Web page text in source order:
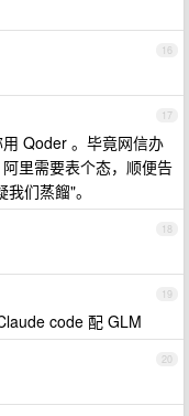
16
17
Qoder 。毕竟网信办
里需要表个态，顺便告
们蒸餾"。
18
19
code 配 GLM
20